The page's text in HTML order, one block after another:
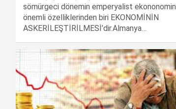
sömürgeci dönemin emperyalist
önemli özelliklerinden biri EKONOMİNİN
ASKERİLEŞTİRİLMESİ’dir.Almanya…